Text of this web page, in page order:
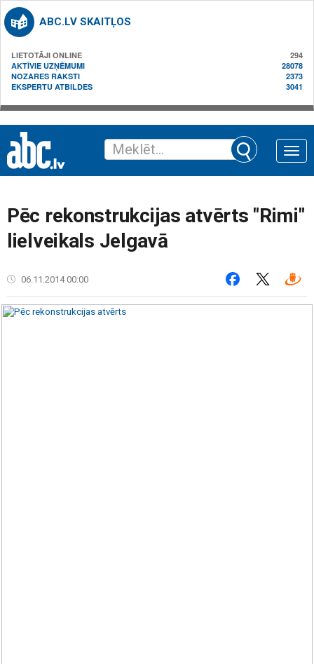
ABC.LV SKAITĻOS
LIETOTĀJI ONLINE
294
AKTĪVIE UZŅĒMUMI
28078
NOZARES RAKSTI
2373
EKSPERTU ATBILDES
3041
Toggle
Pēc rekonstrukcijas atvērts "Rimi"
lielveikals Jelgavā
06.11.2014 00:00